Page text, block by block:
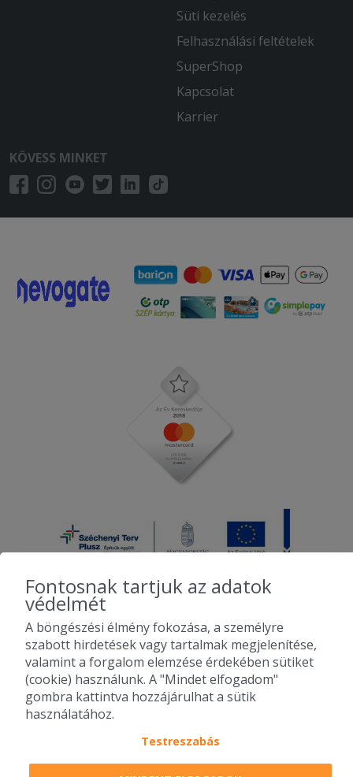
Süti kezelés
Felhasználási feltételek
SuperShop
Kapcsolat
Karrier
KÖVESS MINKET
2010-2026 Copyright - Falatozz.hu - Diston-line Kft.
Pizza, gyros, hamburger, menük kedvező áron, egy helyen az összes
étterem ajánlata.
Fontosnak tartjuk az adatok
védelmét
A böngészési élmény fokozása, a személyre
szabott hirdetések vagy tartalmak megjelenítése,
valamint a forgalom elemzése érdekében sütiket
(cookie) használunk. A "Mindet elfogadom"
gombra kattintva hozzájárulhat a sütik
használatához.
Testreszabás